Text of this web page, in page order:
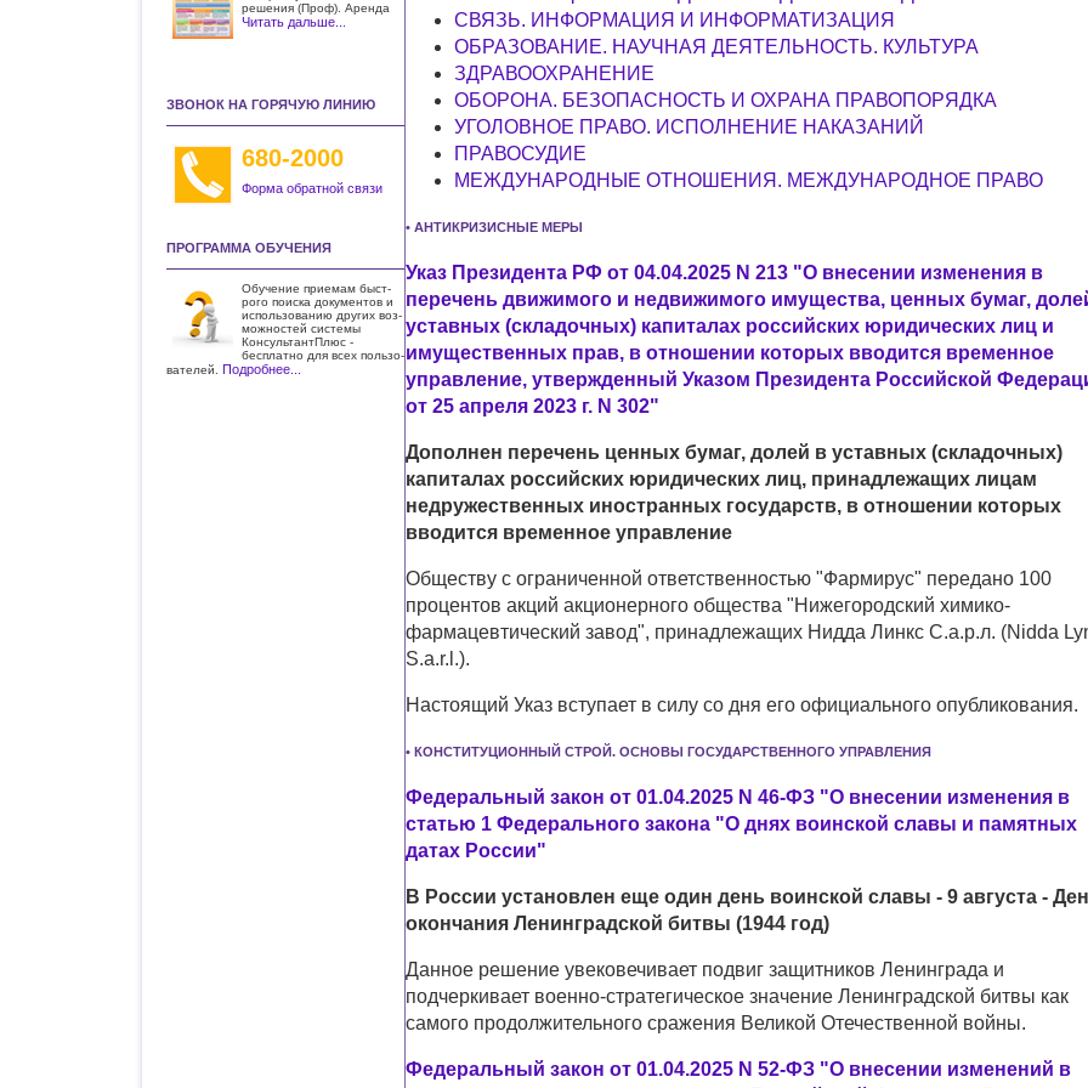
решения (Проф). Аренда
Читать дальше...
ЗВОНОК НА ГОРЯЧУЮ ЛИНИЮ
680-2000
Форма обратной связи
ПРОГРАММА ОБУЧЕНИЯ
Обучение приемам быст­
рого поиска документов и
использо­ванию других воз­
можностей системы
КонсультантПлюс -
бесплатно для всех пользо­
вателей. Подробнее...
СВЯЗЬ. ИНФОРМАЦИЯ И ИНФОРМАТИЗАЦИЯ
ОБРАЗОВАНИЕ. НАУЧНАЯ ДЕЯТЕЛЬНОСТЬ. КУЛЬТУРА
ЗДРАВООХРАНЕНИЕ
ОБОРОНА. БЕЗОПАСНОСТЬ И ОХРАНА ПРАВОПОРЯДКА
УГОЛОВНОЕ ПРАВО. ИСПОЛНЕНИЕ НАКАЗАНИЙ
ПРАВОСУДИЕ
МЕЖДУНАРОДНЫЕ ОТНОШЕНИЯ. МЕЖДУНАРОДНОЕ ПРАВО
• АНТИКРИЗИСНЫЕ МЕРЫ
Указ Президента РФ от 04.04.2025 N 213 "О внесении изменения в
перечень движимого и недвижимого имущества, ценных бумаг,
уставных (складочных) капиталах российских юридических лиц и
имущественных прав, в отношении которых вводится временное
управление, утвержденный Указом Президента Российской
от 25 апреля 2023 г. N 302"
Дополнен перечень ценных бумаг, долей в уставных (складочных)
капиталах российских юридических лиц, принадлежащих лицам
недружественных иностранных государств, в отношении которых
вводится временное управление
Обществу с ограниченной ответственностью "Фармирус" передано 100
процентов акций акционерного общества "Нижегородский химико-
фармацевтический завод", принадлежащих Нидда Линкс С.а.р.л. (Nidda
S.a.r.l.).
Настоящий Указ вступает в силу со дня его официального опубликования.
• КОНСТИТУЦИОННЫЙ СТРОЙ. ОСНОВЫ ГОСУДАРСТВЕННОГО УПРАВЛЕНИЯ
Федеральный закон от 01.04.2025 N 46-ФЗ "О внесении изменения в
статью 1 Федерального закона "О днях воинской славы и памятных
датах России"
В России установлен еще один день воинской славы - 9 августа -
окончания Ленинградской битвы (1944 год)
Данное решение увековечивает подвиг защитников Ленинграда и
подчеркивает военно-стратегическое значение Ленинградской битвы как
самого продолжительного сражения Великой Отечественной войны.
Федеральный закон от 01.04.2025 N 52-ФЗ "О внесении изменений в